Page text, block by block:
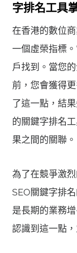
字排名工具
在香港的數位
一個虛榮指標
戶找到。當您
前，您會獲得
了這一點，結
的關鍵字排名
果之間的關聯。
為了在競爭激
SEO關鍵字排
是長期的業務
認識到這一點